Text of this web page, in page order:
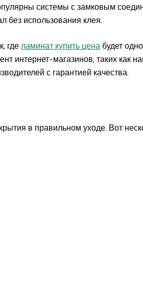
системы с замковым
без использования клея.
гделаминат купить цена будет
интернет-магазинов, таких как
с гарантией качества.
в правильном уходе. Вот